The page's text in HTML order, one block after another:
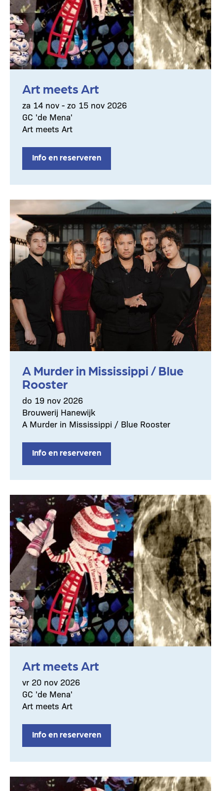
Art meets Art
za 14 nov - zo 15 nov 2026
GC 'de Mena'
Art meets Art
Info en reserveren
A Murder in Mississippi / Blue
Rooster
do 19 nov 2026
Brouwerij Hanewijk
A Murder in Mississippi / Blue Rooster
Info en reserveren
Art meets Art
vr 20 nov 2026
GC 'de Mena'
Art meets Art
Info en reserveren